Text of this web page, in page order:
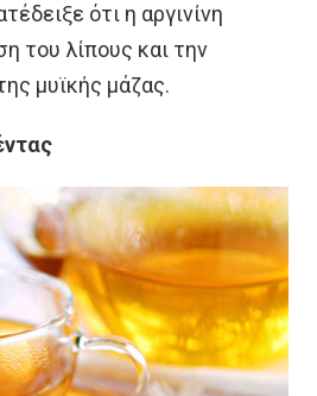
ότι η αργινίνη
του λίπους και την
μυϊκής μάζας.